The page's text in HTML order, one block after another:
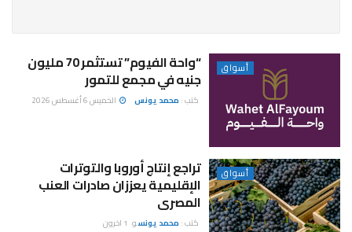
أسواق “واحة الفيوم” تستثمر 70 مليون
جنيه في مجمع للتمور
كتب : محمد يونس الخميس 6 أغسطس 2026
أسواق تراجع إنتاج أوروبا والتوترات
الإقليمية يعززان صادرات العنب
المصرى
كتب : محمد يونسو 1 اخرون